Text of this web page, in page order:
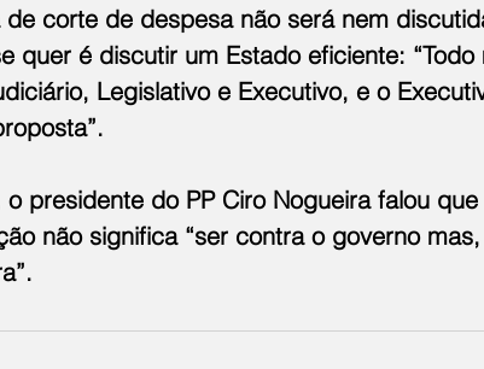
corte de despesa não será nem
quer é discutir um Estado eficiente:
Legislativo e Executivo, e o
presidente do PP Ciro Nogueira falou
não significa “ser contra o governo